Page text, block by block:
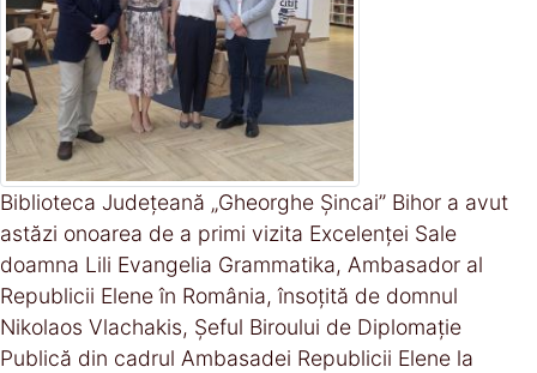
Biblioteca Județeană „Gheorghe Șincai” Bihor a avut
astăzi onoarea de a primi vizita Excelenței Sale
doamna Lili Evangelia Grammatika, Ambasador al
Republicii Elene în România, însoțită de domnul
Nikolaos Vlachakis, Șeful Biroului de Diplomație
Publică din cadrul Ambasadei Republicii Elene la